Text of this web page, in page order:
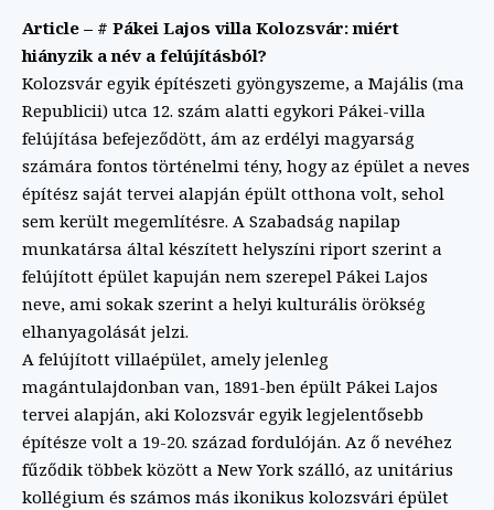
Article – # Pákei Lajos villa Kolozsvár: miért
hiányzik a név a felújításból?
Kolozsvár egyik építészeti gyöngyszeme, a Majális (ma
Republicii) utca 12. szám alatti egykori Pákei-villa
felújítása befejeződött, ám az erdélyi magyarság
számára fontos történelmi tény, hogy az épület a neves
építész saját tervei alapján épült otthona volt, sehol
sem került megemlítésre. A Szabadság napilap
munkatársa által készített helyszíni riport szerint a
felújított épület kapuján nem szerepel Pákei Lajos
neve, ami sokak szerint a helyi kulturális örökség
elhanyagolását jelzi.
A felújított villaépület, amely jelenleg
magántulajdonban van, 1891-ben épült Pákei Lajos
tervei alapján, aki Kolozsvár egyik legjelentősebb
építésze volt a 19-20. század fordulóján. Az ő nevéhez
fűződik többek között a New York szálló, az unitárius
kollégium és számos más ikonikus kolozsvári épület